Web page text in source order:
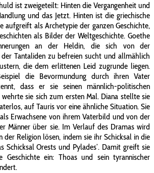
ist zweigeteilt: Hinten die Vergangenheit und
und das Jetzt. Hinten ist die griechische
aufgreift als Archetypie der ganzen Geschichte,
als Bilder der Weltgeschichte. Goethe
an der Heldin, die sich von der
Tantaliden zu befreien sucht und allmählich
die dem erlittenen Leid zugrunde liegen.
die Bevormundung durch ihren Vater
dass er sie seinen männlich-politischen
sie sich zum ersten Mal. Diana stellte sie
auf Tauris vor eine ähnliche Situation. Sie
Erwachsene von ihrem Vaterbild und von der
Männer über sie. Im Verlauf des Dramas wird
der Religion lösen, indem sie ihr Schicksal in die
Schicksal Orests und Pylades’. Damit greift sie
ein: Thoas und sein tyrannischer